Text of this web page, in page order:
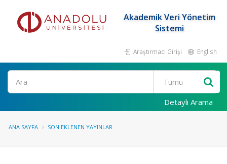
Akademik Veri Yönetim
Sistemi
Araştırmacı Girişi English
Ara
Detaylı Arama
ANA SAYFA SON EKLENEN YAYINLAR